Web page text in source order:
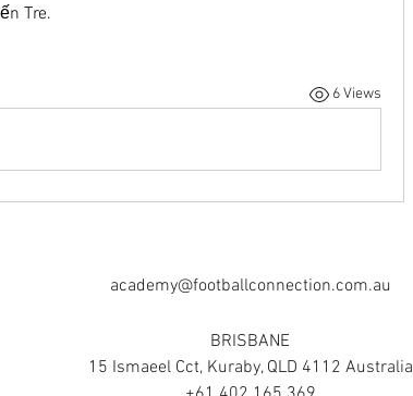
Tre.
6 Views
academy@footballconnection.com.au
BRISBANE
15 Ismaeel Cct, Kuraby, QLD 4112 Australia